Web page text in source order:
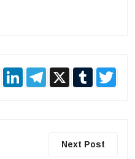
WhatsAppLinkedInTelegram
X Tumblr
Next Post